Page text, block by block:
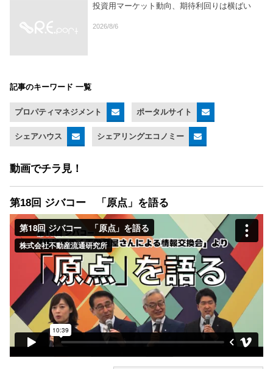
投資用マーケット動向、期待利回りは横ばい
2026/8/6
記事のキーワード 一覧
プロパティマネジメント ポータルサイト
シェアハウス シェアリングエコノミー
動画でチラ見！
第18回 ジバコー 「原点」を語る